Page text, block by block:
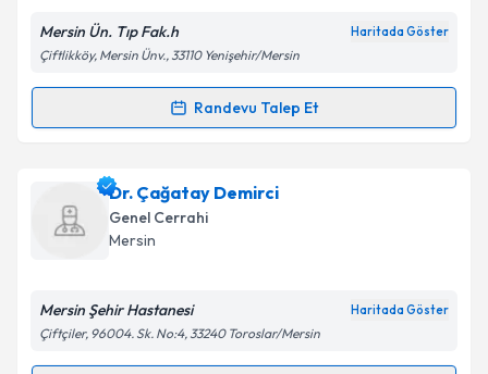
Kişisel verilerimin işlenmesine ilişkin
Metni'ni okudum ve kişisel verilerimin belirtilen
Takvim Talebini Gönder
Mersin Ün. Tıp Fak.h Haritada Göster
Çiftlikköy, Mersin Ünv., 33110 Yenişehir/Mersin
Randevu Talep Et
Randevu Takvimi Talebi
Prof. Dr. Erdem Akbayiçin randevu takvimi talebi
oluşturun. Size bu uzmandan randevu almanız için bir
takvim hazırlandığında e-posta ile bilgilendireceğiz.
Dr. Çağatay Demirci
Genel Cerrahi
Mersin
Mersin Şehir Hastanesi Haritada Göster
Çiftçiler, 96004. Sk. No:4, 33240 Toroslar/Mersin